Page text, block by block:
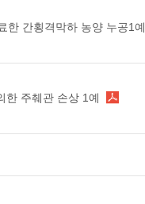
한 간횡격막하 농양 누공1예
한 주췌관 손상 1예